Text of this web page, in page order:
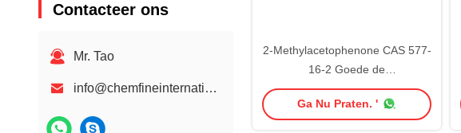
Contacteer ons
Mr. Tao
info@chemfineinternational.com
2-Methylacetophenone CAS 577-
16-2 Goede de
Synthesentussenpersonen van
Geuren 2-Acetyltoluene
Ga Nu Praten. '